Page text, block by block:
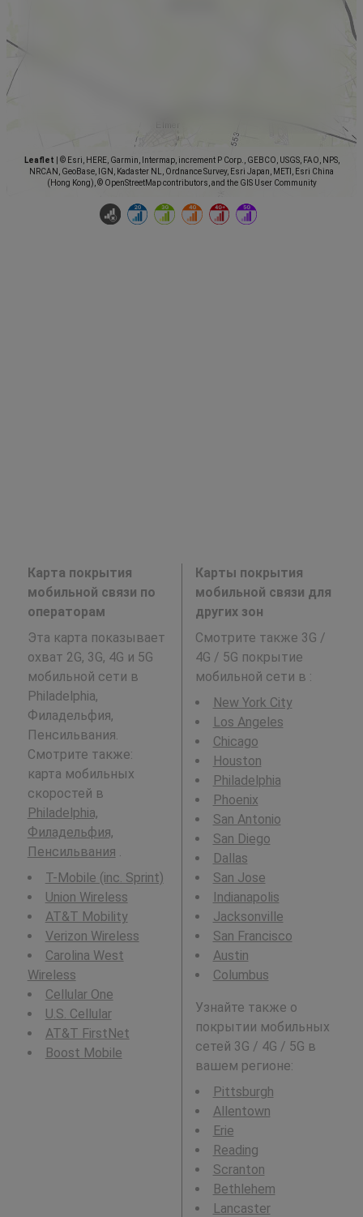
Leaflet
© Esri, HERE, Garmin, Intermap, increment P Corp., GEBCO, USGS, FAO, NPS,
NRCAN, GeoBase, IGN, Kadaster NL, Ordnance Survey, Esri Japan, METI, Esri China
(Hong Kong), © OpenStreetMap contributors, and the GIS User Community
Карта покрытия
мобильной связи по
операторам
Эта карта показывает
охват 2G, 3G, 4G и 5G
мобильной сети в
Philadelphia,
Филадельфия,
Пенсильвания.
Смотрите также:
карта мобильных
скоростей в
Philadelphia,
Филадельфия,
Пенсильвания .
T-Mobile (inc. Sprint)
Union Wireless
AT&T Mobility
Verizon Wireless
Carolina West
Wireless
Cellular One
U.S. Cellular
AT&T FirstNet
Boost Mobile
Карты покрытия
мобильной связи для
других зон
Смотрите также 3G /
4G / 5G покрытие
мобильной сети в :
New York City
Los Angeles
Chicago
Houston
Philadelphia
Phoenix
San Antonio
San Diego
Dallas
San Jose
Indianapolis
Jacksonville
San Francisco
Austin
Columbus
Узнайте также о
покрытии мобильных
сетей 3G / 4G / 5G в
вашем регионе:
Pittsburgh
Allentown
Erie
Reading
Scranton
Bethlehem
Lancaster